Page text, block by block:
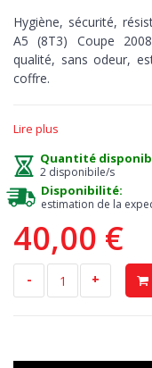
Hygiène, sécurité,
A5 (8T3) Coupe
qualité, sans odeur,
coffre.
absorber les liquides
vous pouvez conduire
Sécurité> le
transporter tout ce
d'un côté du coffre à
Résistance
> il
Lire plus
Quantité
2 disponibile/s
Disponibilité:
estimation de la
40,00 €
- +